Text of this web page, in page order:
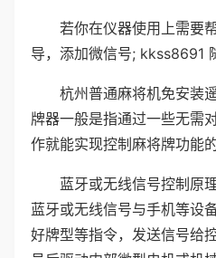
若你在仪器使用上需要
导，添加微信号; kkss8691
杭州普通麻将机免安装
牌器一般是指通过一些无需
作就能实现控制麻将牌功能
蓝牙或无线信号控制原
蓝牙或无线信号与手机等设
好牌型等指令，发送信号给